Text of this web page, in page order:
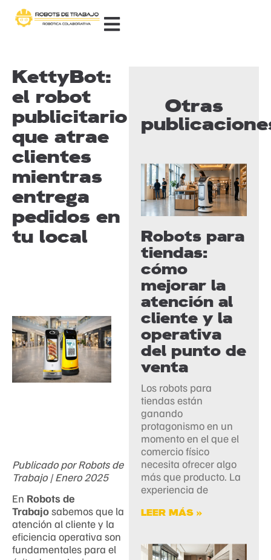
KettyBot:
el robot
publicitario
que atrae
clientes
mientras
entrega
pedidos en
tu local
Publicado por Robots de
Trabajo | Enero 2025
En Robots de
Trabajosabemos que la
atención al cliente y la
eficiencia operativa son
fundamentales para el
Otras
Robots para
tiendas:
cómo
mejorar la
atención al
cliente y la
operativa
del punto de
venta
Los robots para
tiendas están
ganando
protagonismo en un
momento en el que el
comercio físico
necesita ofrecer algo
más que producto. La
experiencia de
LEER MÁS »